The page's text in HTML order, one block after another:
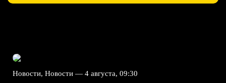
Новости, Новости — 4 августа, 09:30